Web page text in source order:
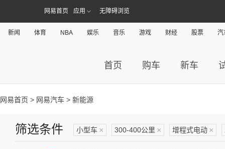
网易首页 应用 无障碍浏览
新闻 体育 NBA 娱乐 音乐 游戏 财经 股票 汽
首页 购车 新车
网易首页 > 网易汽车 > 新能源
筛选条件 小型车 × 300-400公里 × 增程式电动 ×